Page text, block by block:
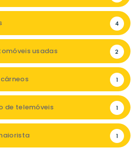
4
usadas 2
1
de telemóveis 1
1